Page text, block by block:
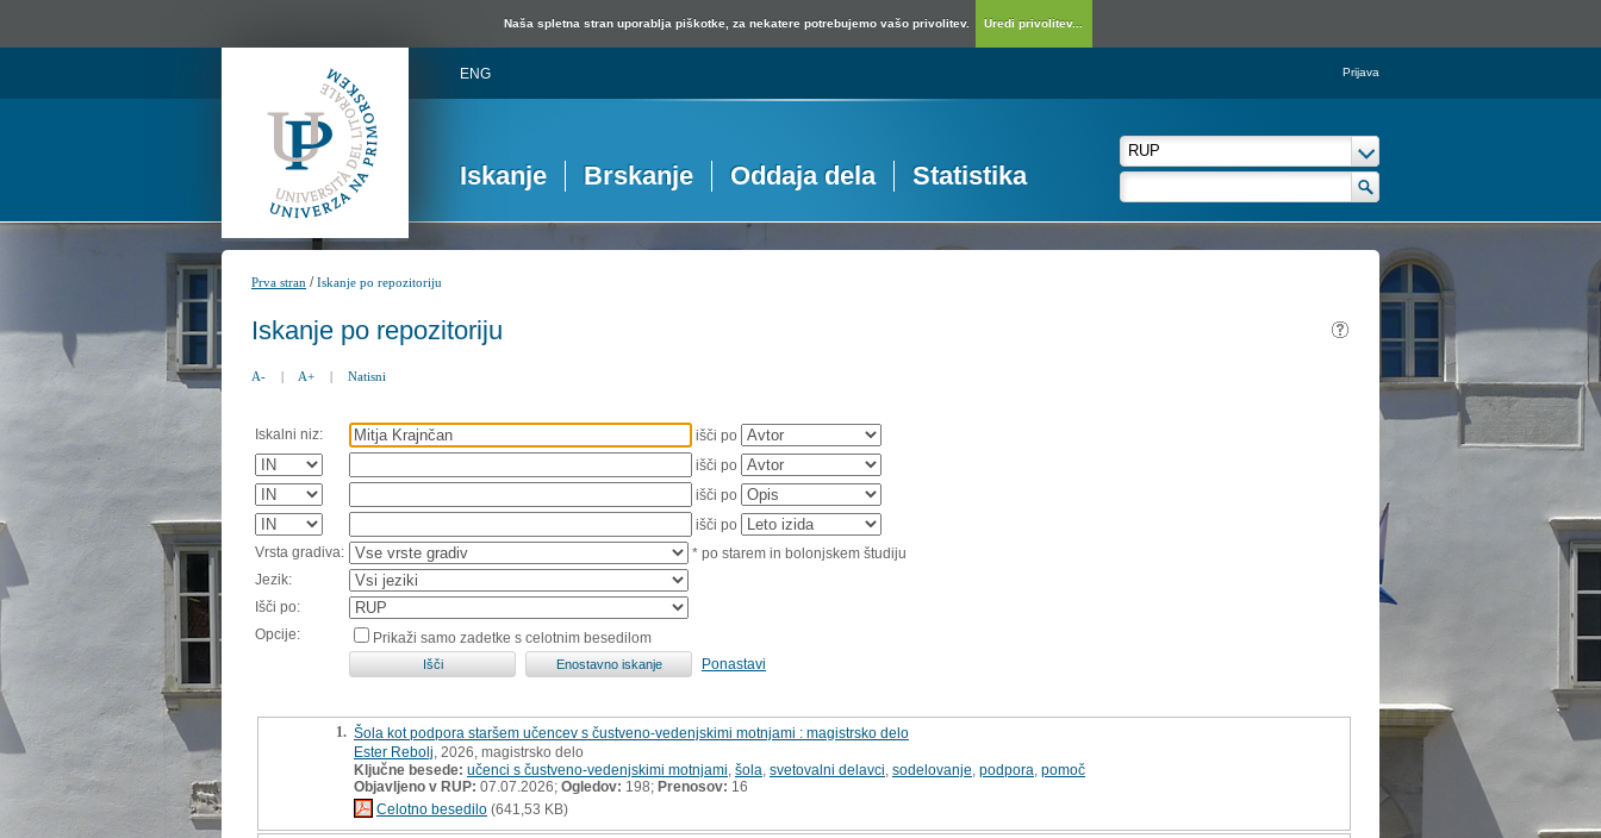
Naša spletna stran uporablja piškotke, za nekatere potrebujemo vašo privolitev. Uredi privolitev...
ENG Prijava
Iskanje Brskanje Oddaja dela Statistika
Prva stran /Iskanje po repozitoriju
Iskanje po repozitoriju
A- | A+ | Natisni
Iskalni niz:
išči po
išči po
išči po
išči po
Vrsta gradiva:
* po starem in bolonjskem študiju
Jezik:
Išči po:
Opcije:
Prikaži samo zadetke s celotnim besedilom
Ponastavi
1. Šola kot podpora staršem učencev s čustveno-vedenjskimi motnjami : magistrsko delo
Ester Rebolj , 2026, magistrsko delo
Ključne besede: učenci s čustveno-vedenjskimi motnjami šola svetovalni delavci sodelovanje podpora pomoč
Objavljeno v RUP: 07.07.2026; Ogledov: 198; Prenosov: 16
Celotno besedilo (641,53 KB)